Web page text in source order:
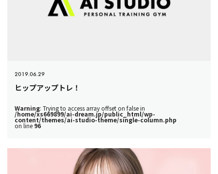
2019.06.29
ヒップアップトレ！
Warning: Trying to access array offset on false in
/home/xs669899/ai-dream.jp/public_html/wp-
content/themes/ai-studio-theme/single-column.php
on line 96